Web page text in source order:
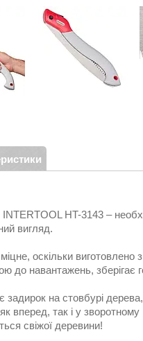
HT-3143 –
вигляд.
оскільки
до навантажень, зберігає
задирок на стовбурі
вперед, так і у
свіжої деревини!